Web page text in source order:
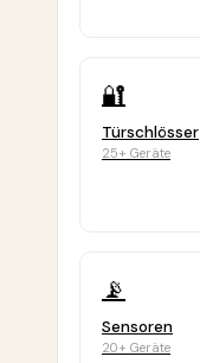
🔐
Türschlösser
25+ Geräte
📡
Sensoren
20+ Geräte